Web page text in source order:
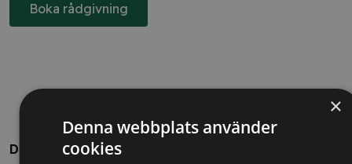
Boka rådgivning
Dela
×
Denna webbplats använder
cookies